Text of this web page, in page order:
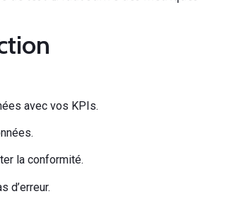
avec vos KPIs.
la conformité.
d’erreur.